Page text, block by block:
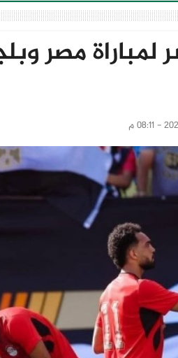
لمباراة مصر